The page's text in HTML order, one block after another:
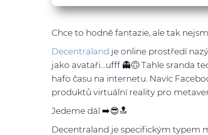
Chce to hodně fantazie, ale tak
Decentraland je online prostředí
jako avataři…ufff 👻🙃 Tahle sranda
hafo času na internetu. Navíc
produktů virtuální reality pro
Jedeme dál ➡️😎🔝
Decentraland je specifickým typem